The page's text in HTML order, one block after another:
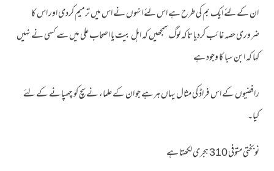
ان کے لئے ایک بم کی طرح ہے اس لئے انہوں نے اس میں ترمیم کردی اور اس کا
ضروری حصہ غائب کردیا تاکہ لوگ سمجھیں کہ اہل بیت یا اصحاب علی میں سے کسی نے نہیں
کہا کہ ابن سبا کا وجود ہے
رافضیوں کے اس فراڈ کی مثال یہاں ہرہے جو ان کے علماء نے سچ کو چھپانے کے لئے
کیا۔
نوبختی متوفی 310 ہجری لکھتا ہے